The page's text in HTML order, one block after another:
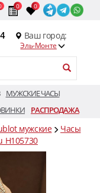
0 0
Ваш город:
Эль-Монте
МУЖСКИЕ ЧАСЫ
РАСПРОДАЖА
мужские
Часы
H105730